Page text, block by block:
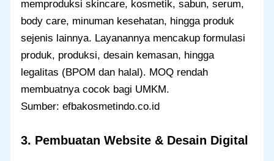
memproduksi skincare, kosmetik, sabun, serum,
body care, minuman kesehatan, hingga produk
sejenis lainnya. Layanannya mencakup formulasi
produk, produksi, desain kemasan, hingga
legalitas (BPOM dan halal). MOQ rendah
membuatnya cocok bagi UMKM.
Sumber: efbakosmetindo.co.id
3. Pembuatan Website & Desain Digital